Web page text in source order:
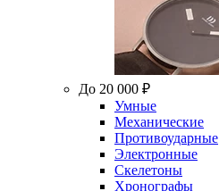
До 20 000 ₽
Умные
Механические
Противоударные
Электронные
Скелетоны
Хронографы